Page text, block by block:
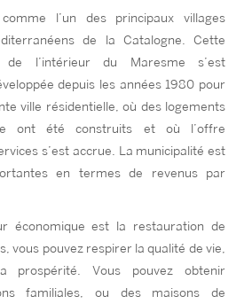
l’un des principaux villages
de la Catalogne. Cette
de l’intérieur du Maresme s’est
depuis les années 1980 pour
ville résidentielle, où des logements
ont été construits et où l’offre
s’est accrue. La municipalité est
en termes de revenus par
économique est la restauration de
vous pouvez respirer la qualité de vie,
prospérité. Vous pouvez obtenir
familiales, ou des maisons de